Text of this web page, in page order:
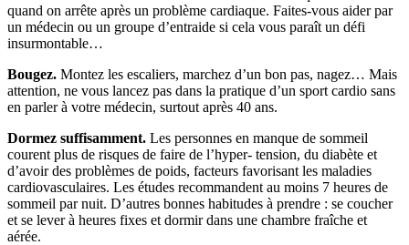
quand on arrête après un problème cardiaque. Faites-vous aider par
un médecin ou un groupe d’entraide si cela vous paraît un défi
insurmontable…
Bougez. Montez les escaliers, marchez d’un bon pas, nagez… Mais
attention, ne vous lancez pas dans la pratique d’un sport cardio sans
en parler à votre médecin, surtout après 40 ans.
Dormez suffisamment. Les personnes en manque de sommeil
courent plus de risques de faire de l’hyper- tension, du diabète et
d’avoir des problèmes de poids, facteurs favorisant les maladies
cardiovasculaires. Les études recommandent au moins 7 heures de
sommeil par nuit. D’autres bonnes habitudes à prendre : se coucher
et se lever à heures fixes et dormir dans une chambre fraîche et
aérée.